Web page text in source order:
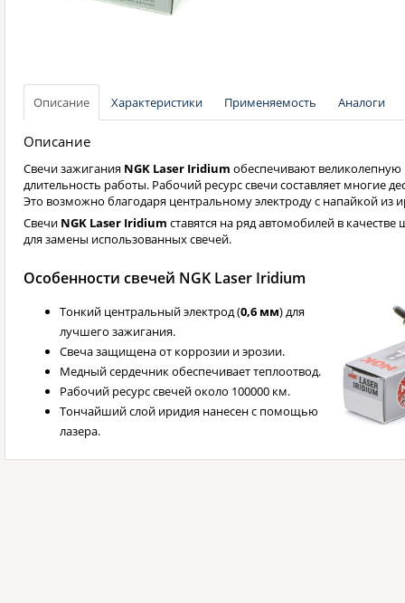
Описание Характеристики Применяемость Аналоги
Описание
Свечи зажигания NGK Laser Iridium обеспечивают
длительность работы. Рабочий ресурс свечи составляет многие
Это возможно благодаря центральному электроду с напайкой из
Свечи NGK Laser Iridium ставятся на ряд автомобилей в
для замены использованных свечей.
Особенности свечей NGK Laser Iridium
Тонкий центральный электрод (0,6 мм) для
лучшего зажигания.
Свеча защищена от коррозии и эрозии.
Медный сердечник обеспечивает теплоотвод.
Рабочий ресурс свечей около 100000 км.
Тончайший слой иридия нанесен с помощью
лазера.